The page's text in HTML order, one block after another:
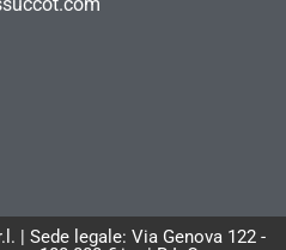
| Sede legale: Via Genova 122 -